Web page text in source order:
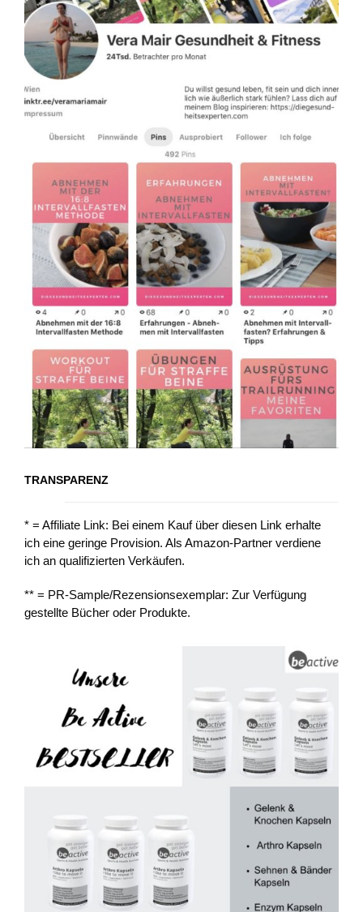
TRANSPARENZ
* = Affiliate Link: Bei einem Kauf über diesen Link erhalte
ich eine geringe Provision. Als Amazon-Partner verdiene
ich an qualifizierten Verkäufen.
** = PR-Sample/Rezensionsexemplar: Zur Verfügung
gestellte Bücher oder Produkte.